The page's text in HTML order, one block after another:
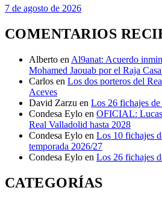
7 de agosto de 2026
COMENTARIOS
Alberto en Al9anat: Acuerdo
Mohamed Jaouab por el Raja
Carlos en Los dos porteros del
Aceves
David Zarzu en Los 26 fichajes
Condesa Eylo en OFICIAL:
Real Valladolid hasta 2028
Condesa Eylo en Los 10 fichajes
temporada 2026/27
Condesa Eylo en Los 26 fichajes
CATEGORÍAS